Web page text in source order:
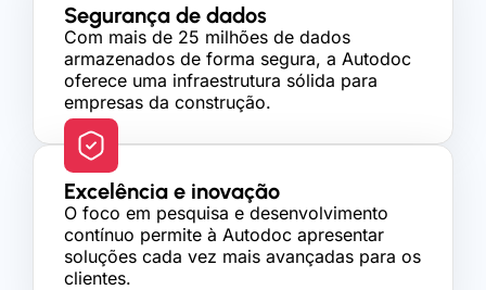
Segurança de dados
Com mais de 25 milhões de dados
armazenados de forma segura, a Autodoc
oferece uma infraestrutura sólida para
empresas da construção.
Excelência e inovação
O foco em pesquisa e desenvolvimento
contínuo permite à Autodoc apresentar
soluções cada vez mais avançadas para os
clientes.